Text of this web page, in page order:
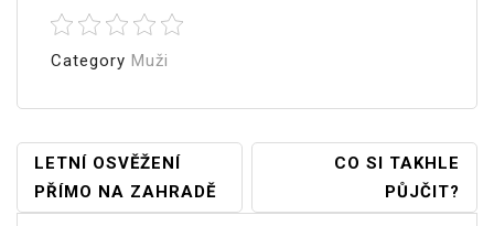
Category Muži
Navigace
Pro
LETNÍ OSVĚŽENÍ
PŘÍMO NA ZAHRADĚ
CO SI TAKHLE
PŮJČIT?